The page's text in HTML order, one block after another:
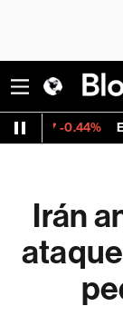
ETH/USD 1,866.46
Irán